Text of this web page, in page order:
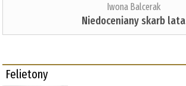
Iwona Balcerak
Niedoceniany skarb lata
Felietony